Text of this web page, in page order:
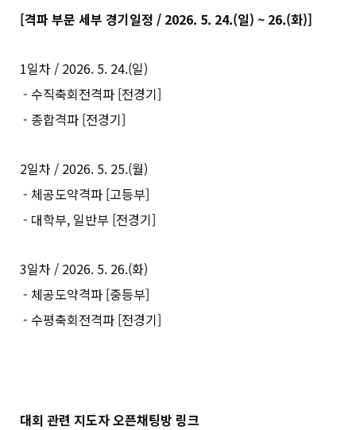
[격파 부문 세부 경기일정 / 2026. 5. 24.(일) ~ 26.(화)]
1일차 / 2026. 5. 24.(일)
- 수직축회전격파 [전경기]
- 종합격파 [전경기]
2일차 / 2026. 5. 25.(월)
- 체공도약격파 [고등부]
- 대학부, 일반부 [전경기]
3일차 / 2026. 5. 26.(화)
- 체공도약격파 [중등부]
- 수평축회전격파 [전경기]
대회 관련 지도자 오픈채팅방 링크